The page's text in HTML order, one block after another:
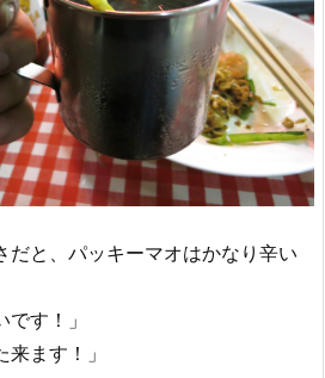
だと、パッキーマオはかなり辛い
です！」
来ます！」